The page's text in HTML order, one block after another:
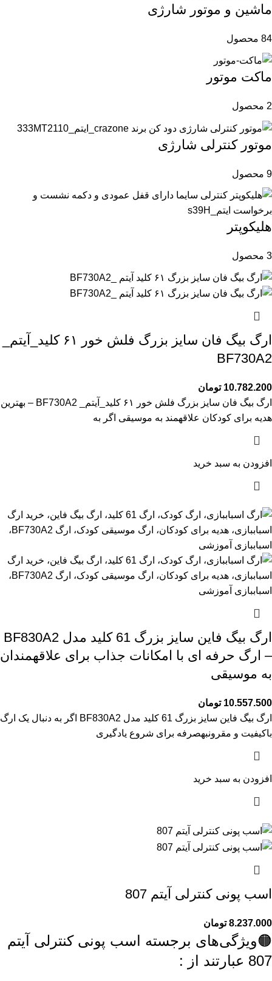
ماشین و موتور شارژی
84 محصول
ماکت موتور
2 محصول
موتور کنترلی شارژی
9 محصول
هلیکوپتر
3 محصول
ارگ بیگ فان سایز بزرگ فلش خور ۶۱ کلید_آیتم_
BF730A2
10.782.200 تومان
ارگ بیگ فان سایز بزرگ فلش خور ۶۱ کلید_آیتم_ BF730A2 – بهترین
هدیه برای کودکان علاقهمند به موسیقی اگر به
افزودن به سبد خرید
ارگ بیگ فاین سایز بزرگ 61 کلید مدل BF830A2
– ارگ حرفه ای با امکانات جذاب برای علاقهمندان
به موسیقی
10.557.500 تومان
ارگ بیگ فاین سایز بزرگ 61 کلید مدل BF830A2 اگر به دنبال یک ارگ
باکیفیت و مقرونبهصرفه برای شروع یادگیری
افزودن به سبد خرید
اسب پونی کنترلی آیتم 807
8.237.000 تومان
🟠ویژگی‌های برجسته اسب پونی کنترلی آیتم
807 عبارتند از :